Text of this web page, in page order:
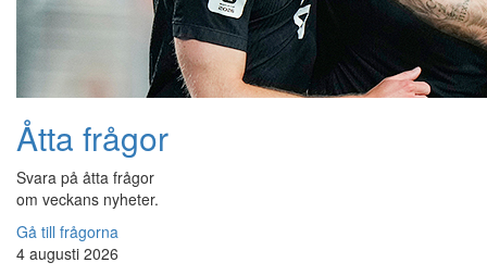
Åtta frågor
Svara på åtta frågor
om veckans nyheter.
Gå till frågorna
4 augusti 2026